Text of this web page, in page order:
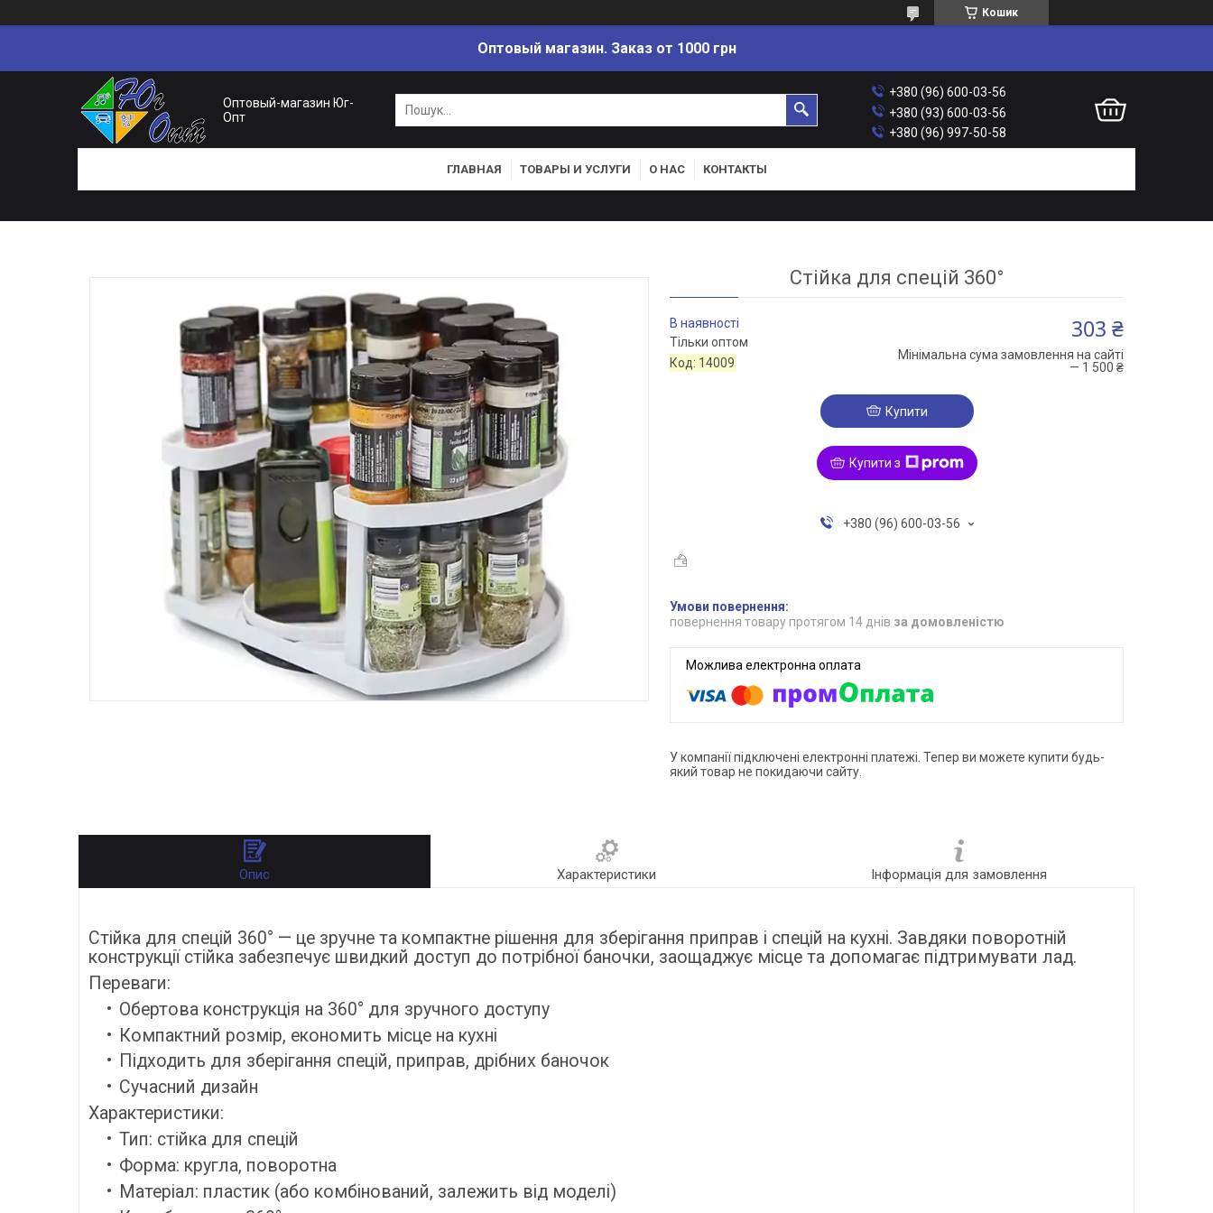
Кошик
Оптовый магазин. Заказ от 1000 грн
Оптовый-магазин Юг-
Опт
+380 (96) 600-03-56
+380 (93) 600-03-56
+380 (96) 997-50-58
ГЛАВНАЯ ТОВАРЫ И УСЛУГИ О НАС КОНТАКТЫ
Стійка для спецій 360°
В наявності
Тільки оптом
Код: 14009
303 ₴
Мінімальна сума замовлення на сайті
— 1 500 ₴
Купити
Купити з
+380 (96) 600-03-56
повернення товару протягом 14 днів за домовленістю
У компанії підключені електронні платежі. Тепер ви можете купити будь-
який товар не покидаючи сайту.
Опис Характеристики Інформація для замовлення
Стійка для спецій 360° — це зручне та компактне рішення для зберігання приправ і спецій на кухні. Завдяки поворотній
конструкції стійка забезпечує швидкий доступ до потрібної баночки, заощаджує місце та допомагає підтримувати лад.
Переваги:
Обертова конструкція на 360° для зручного доступу
Компактний розмір, економить місце на кухні
Підходить для зберігання спецій, приправ, дрібних баночок
Сучасний дизайн
Характеристики:
Тип: стійка для спецій
Форма: кругла, поворотна
Матеріал: пластик (або комбінований, залежить від моделі)